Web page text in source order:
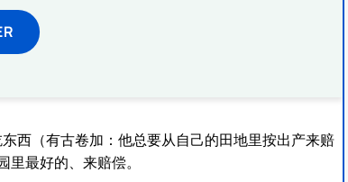
西（有古卷加：他总要从自己的田地里按出产来赔
最好的、来赔偿。